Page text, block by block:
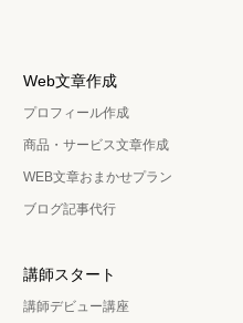
Web文章作成
プロフィール作成
商品・サービス文章作成
WEB文章おまかせプラン
ブログ記事代行
講師スタート
講師デビュー講座